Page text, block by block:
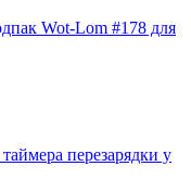
Wot-Lom #178 для
перезарядки у